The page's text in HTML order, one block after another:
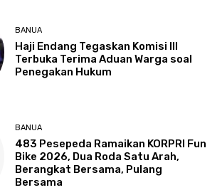
BANUA
Haji Endang Tegaskan Komisi III
Terbuka Terima Aduan Warga soal
Penegakan Hukum
BANUA
483 Pesepeda Ramaikan KORPRI Fun
Bike 2026, Dua Roda Satu Arah,
Berangkat Bersama, Pulang
Bersama